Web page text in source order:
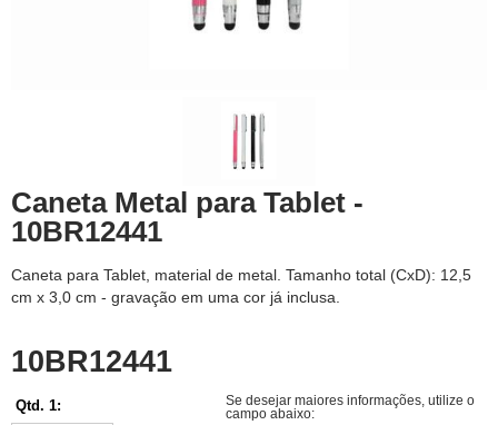
Caneta Metal para Tablet -
10BR12441
Caneta para Tablet, material de metal. Tamanho total (CxD): 12,5
cm x 3,0 cm - gravação em uma cor já inclusa.
10BR12441
Qtd. 1:
Se desejar maiores informações, utilize o
campo abaixo: